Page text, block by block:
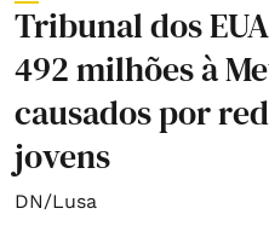
Tribunal dos
492 milhões à
causados por
jovens
DN/Lusa